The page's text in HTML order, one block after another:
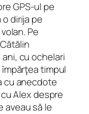
GPS-ul pe
dirija pe
Pe
cu ochelari
timpul
cu anecdote
Alex despre
aveau să le